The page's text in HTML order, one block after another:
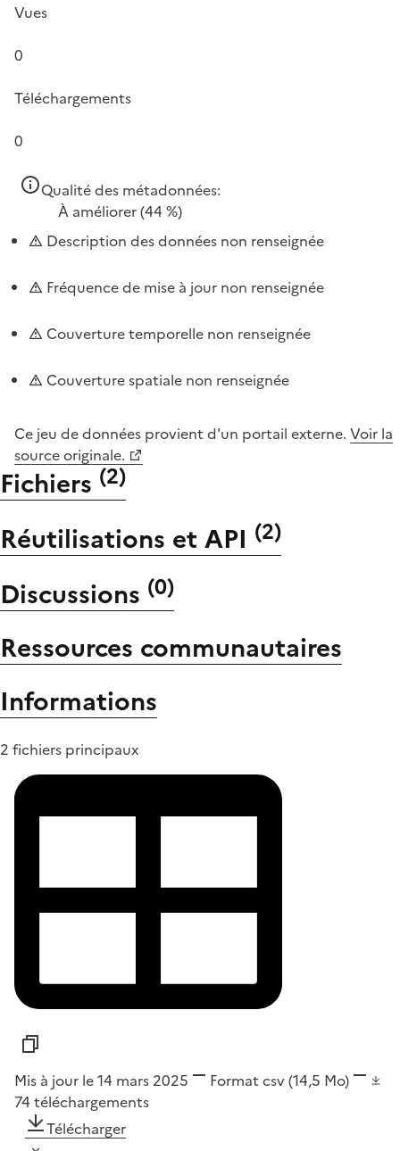
Vues
0
Téléchargements
0
Qualité des métadonnées:
À améliorer(44 %)
Description des données non renseignée
Fréquence de mise à jour non renseignée
Couverture temporelle non renseignée
Couverture spatiale non renseignée
Ce jeu de données provient d'un portail externe. Voir la
source originale.
Fichiers (2)
Réutilisations et API (2)
Discussions (0)
Ressources communautaires
Informations
2 fichiers principaux
Mis à jour le 14 mars 2025 Format csv(14,5 Mo)
74 téléchargements
Télécharger